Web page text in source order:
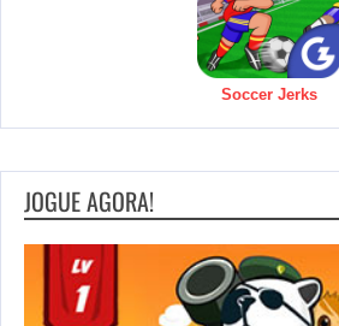
Soccer Jerks
JOGUE AGORA!